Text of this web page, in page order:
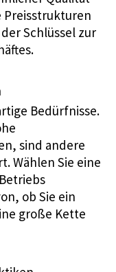
Preisstrukturen
Schlüssel zur
Bedürfnisse.
sind andere
Wählen Sie eine
ob Sie ein
große Kette